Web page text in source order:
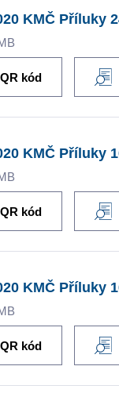
KMČ Příluky
QR kód
KMČ Příluky
QR kód
KMČ Příluky
QR kód